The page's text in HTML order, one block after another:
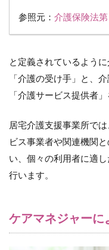
4.認
2.5
5.介
護度
直し
3
問
看
ビ
ス
参照元：介護保険法
と定義されているよう
「介護の受け手」と、
「介護サービス提供者
居宅介護支援事業所で
ビス事業者や関連機関
い、個々の利用者に適
行います。
ケアマネジャーに